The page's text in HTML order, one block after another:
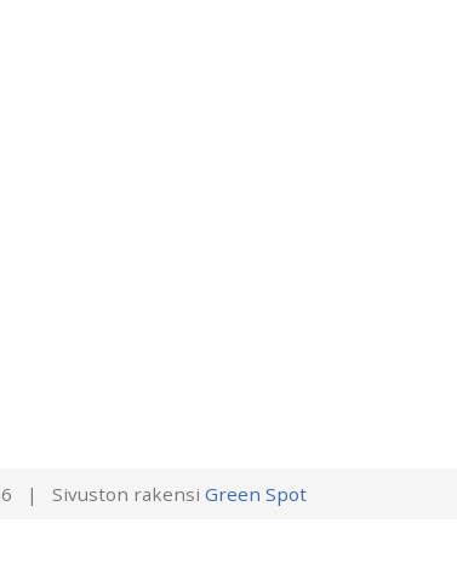
| Sivuston rakensi Green Spot